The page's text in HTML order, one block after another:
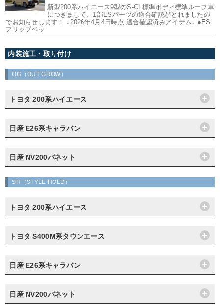
新型200系ハイエース9型のS-GL標準ボディ標準ルーフ車
につきまして、1部ESパーツの適合確認がとれましたの
でお知らせします！ ↓2026年4月4日時点 適合確認済みアイテム↓ ●ES
フリップベッ
内装施工・取り付け
OG（OUT GROW）
トヨタ 200系ハイエース
日産 E26系キャラバン
日産 NV200バネット
SH（STYLE HOLD）
トヨタ 200系ハイエース
トヨタ S400M系タウンエース
日産 E26系キャラバン
日産 NV200バネット